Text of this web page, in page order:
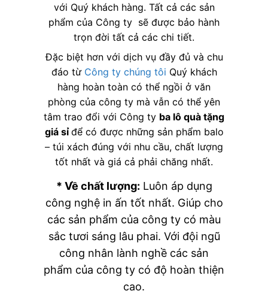
với Quý khách hàng. Tất cả các sản
phẩm của Công ty sẽ được bảo hành
trọn đời tất cả các chi tiết.
Đặc biệt hơn với dịch vụ đầy đủ và chu
đáo từ Công ty chúng tôi Quý khách
hàng hoàn toàn có thể ngồi ở văn
phòng của công ty mà vẫn có thể yên
tâm trao đổi với Công ty ba lô quà tặng
giá sỉ để có được những sản phẩm balo
– túi xách đúng với nhu cầu, chất lượng
tốt nhất và giá cả phải chăng nhất.
* Về chất lượng: Luôn áp dụng
công nghệ in ấn tốt nhất. Giúp cho
các sản phẩm của công ty có màu
sắc tươi sáng lâu phai. Với đội ngũ
công nhân lành nghề các sản
phẩm của công ty có độ hoàn thiện
cao.